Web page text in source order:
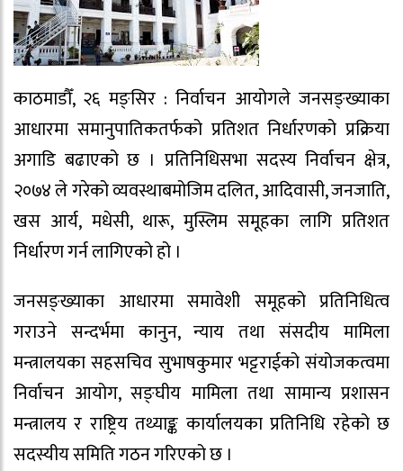
काठमाडौँ, २६ मङ्सिर : निर्वाचन आयोगले जनसङ्ख्याका
आधारमा समानुपातिकतर्फको प्रतिशत निर्धारणको प्रक्रिया
अगाडि बढाएको छ । प्रतिनिधिसभा सदस्य निर्वाचन क्षेत्र,
२०७४ ले गरेको व्यवस्थाबमोजिम दलित, आदिवासी, जनजाति,
खस आर्य, मधेसी, थारू, मुस्लिम समूहका लागि प्रतिशत
निर्धारण गर्न लागिएको हो ।
जनसङ्ख्याका आधारमा समावेशी समूहको प्रतिनिधित्व
गराउने सन्दर्भमा कानुन, न्याय तथा संसदीय मामिला
मन्त्रालयका सहसचिव सुभाषकुमार भट्टराईको संयोजकत्वमा
निर्वाचन आयोग, सङ्घीय मामिला तथा सामान्य प्रशासन
मन्त्रालय र राष्ट्रिय तथ्याङ्क कार्यालयका प्रतिनिधि रहेको छ
सदस्यीय समिति गठन गरिएको छ ।